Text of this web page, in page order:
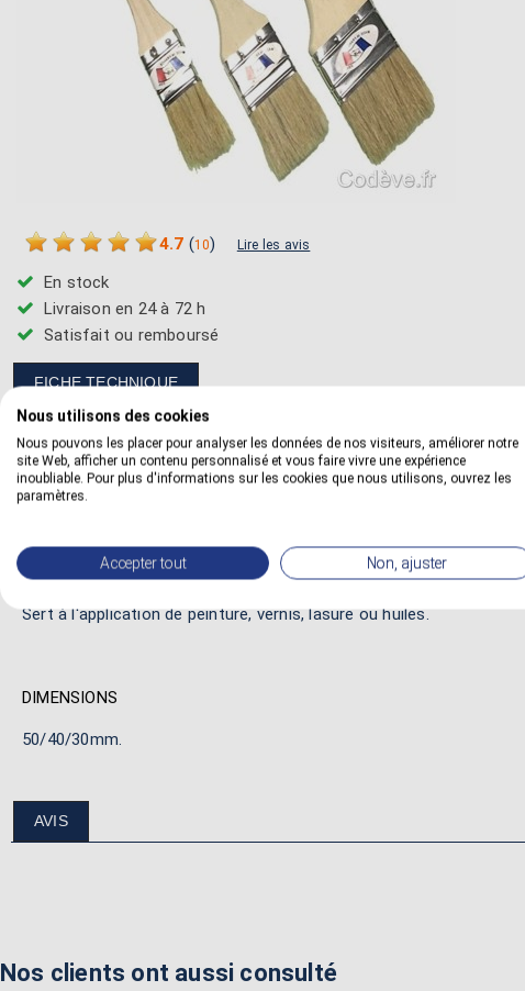
4.7 (10) Lire les avis
En stock
Livraison en 24 à 72 h
Satisfait ou remboursé
FICHE TECHNIQUE
AVANTAGES
Grand pinceau plat avec des poils en soie naturelle.
Assure une charge optimum du produit dans les poils.
Sert à l'application de peinture, vernis, lasure ou huiles.
DIMENSIONS
50/40/30mm.
AVIS
Nos clients ont aussi consulté
Nous utilisons des cookies
Nous pouvons les placer pour analyser les données de nos visiteurs, améliorer notre
site Web, afficher un contenu personnalisé et vous faire vivre une expérience
inoubliable. Pour plus d'informations sur les cookies que nous utilisons, ouvrez les
paramètres.
Accepter tout Non, ajuster